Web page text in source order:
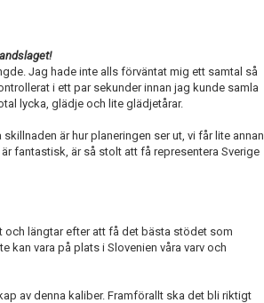
Jag hade inte alls förväntat mig ett samtal så
i ett par sekunder innan jag kunde samla
lycka, glädje och lite glädjetårar.
är hur planeringen ser ut, vi får lite annan
fantastisk, är så stolt att få representera Sverige
och längtar efter att få det bästa stödet som
kan vara på plats i Slovenien våra varv och
av denna kaliber. Framförallt ska det bli riktigt